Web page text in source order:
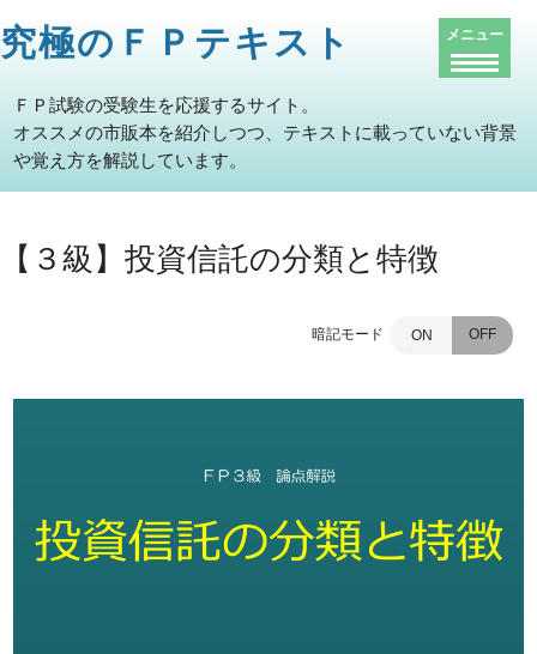
究極のＦＰテキスト
ＦＰ試験の受験生を応援するサイト。
オススメの市販本を紹介しつつ、テキストに載っていない背景
や覚え方を解説しています。
【３級】投資信託の分類と特徴
暗記モード ON OFF
メニュー